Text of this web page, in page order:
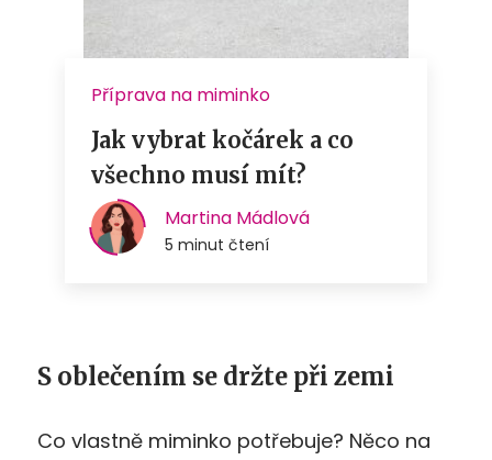
S oblečením se držte při zemi
Co vlastně miminko potřebuje? Něco na